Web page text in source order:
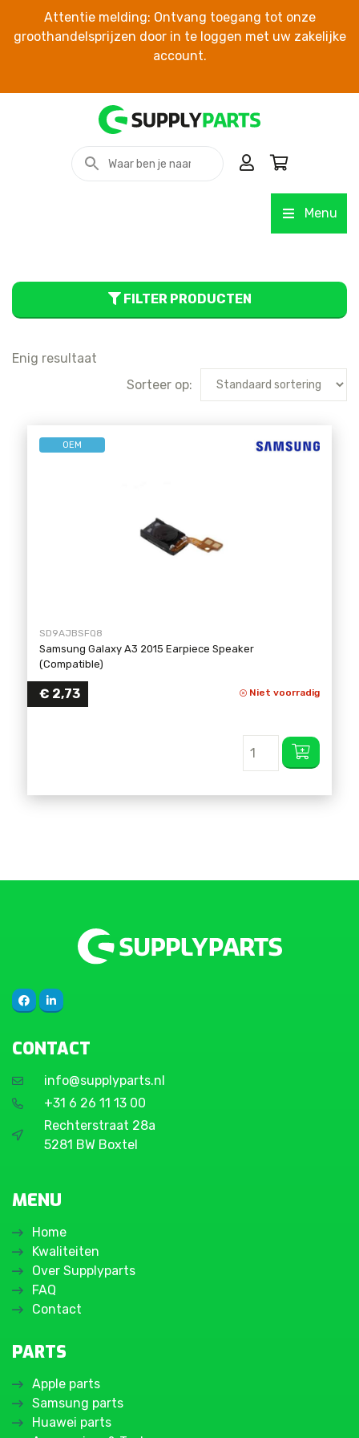
Attentie melding: Ontvang toegang tot onze
groothandelsprijzen door in te loggen met uw zakelijke
account.
Menu
FILTER PRODUCTEN
Enig resultaat
Sorteer op:
OEM
SD9AJBSFQ8
Samsung Galaxy A3 2015 Earpiece Speaker
(Compatible)
€ 2,73 Niet voorradig
CONTACT
info@supplyparts.nl
+31 6 26 11 13 00
Rechterstraat 28a
5281 BW Boxtel
MENU
Home
Kwaliteiten
Over Supplyparts
FAQ
Contact
PARTS
Apple parts
Samsung parts
Huawei parts